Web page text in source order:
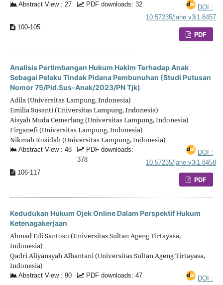
Abstract View : 27 PDF downloads: 32
DOI :
10.57235/jahe.v3i1.8457
100-105
PDF
Analisis Pertimbangan Hukum Hakim Terhadap Anak
Sebagai Pelaku Tindak Pidana Pembunuhan (Studi Putusan
Nomor 75/Pid.Sus-Anak/2023/PN Tjk)
Adila (Universitas Lampung, Indonesia)
Emilia Susanti (Universitas Lampung, Indonesia)
Aisyah Muda Cemerlang (Universitas Lampung, Indonesia)
Firganefi (Universitas Lampung, Indonesia)
Nikmah Rosidah (Universitas Lampung, Indonesia)
Abstract View : 48
PDF downloads:
378
DOI :
10.57235/jahe.v3i1.8458
106-117
PDF
Kedudukan Hukum Ojek Online Dalam Perspektif Hukum
Ketenagakerjaan
Ahmad Edi Santoso (Universitas Sultan Ageng Tirtayasa,
Indonesia)
Qadri Aliyansyah Albantani (Universitas Sultan Ageng Tirtayasa,
Indonesia)
Abstract View : 90 PDF downloads: 47
DOI :